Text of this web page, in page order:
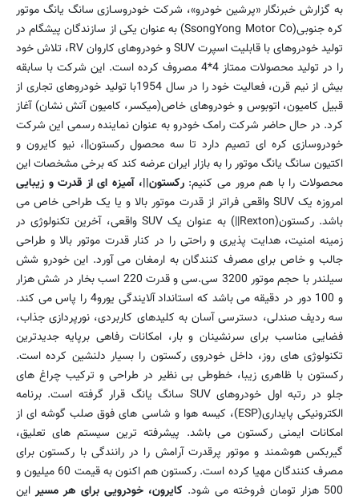
به گزارش خبرنگار «پرشین خودرو»، شرکت خودروسـازی سانگ یانگ موتور
کره جنوبی(SsongYong Motor Co) به عنوان یکی از سازندگان پیشگام در
تولید خودروهای با قابلیت اسپرت SUV و خودروهای کاروان RV، تلاش خود
را در تولید محصولات ممتاز 4*4 مصروف کرده است. این شرکت با سابقه
بیش از نیم قرن، فعالیت خود را در سال 1954با تولید خودروهای تجاری از
قبیل کامیون، اتوبوس و خودروهای خاص(میکسر، کامیون آتش نشان) آغاز
کرد. در حال حاضر شرکت رامک خودرو به عنوان نماینده رسمی این شرکت
خودروسازی کره ای تصیم دارد تا سه محصول رکستون||، نیو کایرون و
اکتیون سانگ یانگ موتور را به بازار ایران عرضه کند که برخی مشخصات این
محصولات را با هم مرور می کنیم:رکستون||، آمیزه ای از قدرت و زیبایی
امروزه یک SUV واقعی فراتر از قدرت موتور بالا و یا یک طراحی خاص می
باشد. رکستون(Rexton||) به عنوان یک SUV واقعی، آخرین تکنولوژی در
زمینه امنیت، هدایت پذیری و راحتی را در کنار قدرت موتور بالا و طراحی
جالب و خاص برای مصرف کنندگان به ارمغان می آورد. این خودرو شش
سیلندر با حجم موتور 3200 سی.سی و قدرت 220 اسب بخار در شش هزار
و 100 دور در دقیقه می باشد که استانداد آلایندگی یورو4 را پاس می کند.
سه ردیف صندلی، دسترسی آسان به کلیدهای کاربردی، نورپردازی جذاب،
فضایی مناسب برای سرنشینان و بار، امکانات رفاهی برپایه جدیدترین
تکنولوژی های روز، داخل خودروی رکستون را بسیار دلنشین کرده است.
رکستون با ظاهری زیبا، خطوطی بی نظیر در طراحی و ترکیب چراغ های
جلو در رتبه اول خودروهای SUV سانگ یانگ قرار گرفته است. برنامه
الکترونیکی پایداری(ESP)، کیسه هوا و شاسی های فوق صلب گوشه ای از
امکانات ایمنی رکستون می باشد. پیشرفته ترین سیستم های تعلیق،
گیربکس هوشمند و موتور پرقدرت آرامش را در رانندگی با رکستون برای
مصرف کنندگان مهیا کرده است. رکستون هم اکنون به قیمت 60 میلیون و
500 هزار تومان فروخته می شود.
کایرون، خودرویی برای هر مسیراین